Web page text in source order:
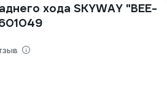
хода SKYWAY "BEE-